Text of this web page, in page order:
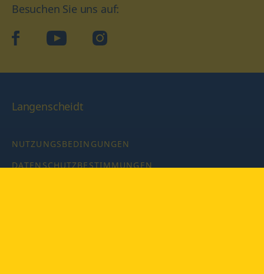
Besuchen Sie uns auf:
facebookYouTube Instagram
Langenscheidt
NUTZUNGSBEDINGUNGEN
DATENSCHUTZBESTIMMUNGEN